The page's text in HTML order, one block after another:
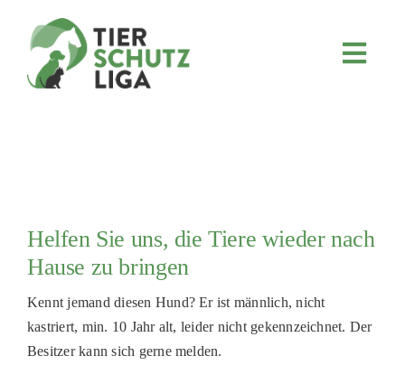
FÖRDERN & VERERBEN
TIERHEIMTIERE
Helfen Sie uns, die Tiere wieder nach
Hause zu bringen
Kennt jemand diesen Hund? Er ist männlich, nicht
kastriert, min. 10 Jahr alt, leider nicht gekennzeichnet. Der
Besitzer kann sich gerne melden.